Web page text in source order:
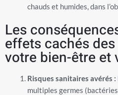
chauds et humides, dans
Les
effets cachés
votre bien-être et
Risques sanitaires avérés :
multiples germes